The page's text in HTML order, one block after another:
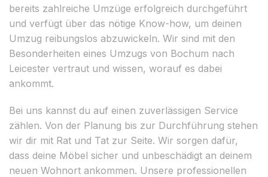
bereits zahlreiche Umzüge erfolgreich durchgeführt
und verfügt über das nötige Know-how, um deinen
Umzug reibungslos abzuwickeln. Wir sind mit den
Besonderheiten eines Umzugs von Bochum nach
Leicester vertraut und wissen, worauf es dabei
ankommt.
Bei uns kannst du auf einen zuverlässigen Service
zählen. Von der Planung bis zur Durchführung stehen
wir dir mit Rat und Tat zur Seite. Wir sorgen dafür,
dass deine Möbel sicher und unbeschädigt an deinem
neuen Wohnort ankommen. Unsere professionellen